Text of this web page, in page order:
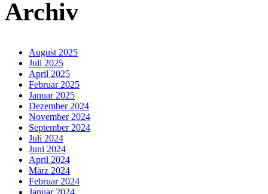
Archiv
August 2025
Juli 2025
April 2025
Februar 2025
Januar 2025
Dezember 2024
November 2024
September 2024
Juli 2024
Juni 2024
April 2024
März 2024
Februar 2024